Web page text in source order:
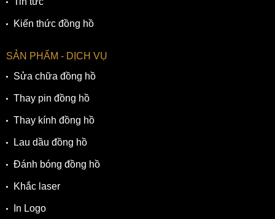
Kiến thức đồng hồ
SẢN PHẨM - DỊCH VỤ
Sửa chữa đồng hồ
Thay pin đồng hồ
Thay kính đồng hồ
Lau dầu đồng hồ
Đánh bóng đồng hồ
Khắc laser
In Logo